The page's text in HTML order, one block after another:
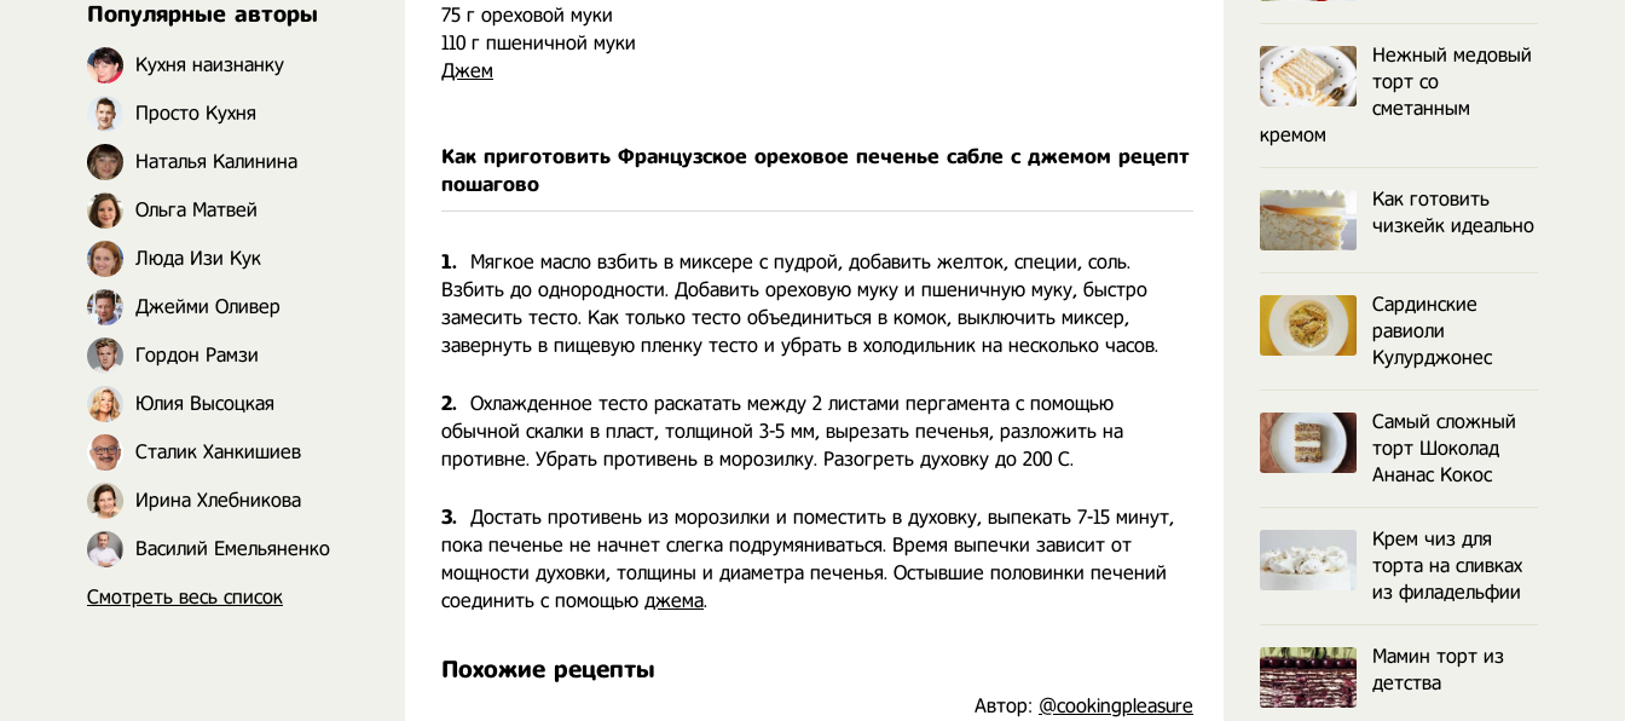
75 г ореховой муки
110 г пшеничной муки
Джем
Как приготовить Французское ореховое печенье сабле с джемом рецепт
пошагово
1.
Мягкое масло взбить в миксере с пудрой, добавить желток, специи, соль.
Взбить до однородности. Добавить ореховую муку и пшеничную муку, быстро
замесить тесто. Как только тесто объединиться в комок, выключить миксер,
завернуть в пищевую пленку тесто и убрать в холодильник на несколько часов.
2. Охлажденное тесто раскатать между 2 листами пергамента с помощью
обычной скалки в пласт, толщиной 3-5 мм, вырезать печенья, разложить на
противне. Убрать противень в морозилку. Разогреть духовку до 200 С.
3. Достать противень из морозилки и поместить в духовку, выпекать 7-15 минут,
пока печенье не начнет слегка подрумяниваться. Время выпечки зависит от
мощности духовки, толщины и диаметра печенья. Остывшие половинки печений
соединить с помощью джема.
Автор: @cookingpleasure
Похожие рецепты
Популярные авторы
Кухня наизнанку
Просто Кухня
Наталья Калинина
Ольга Матвей
Люда Изи Кук
Джейми Оливер
Гордон Рамзи
Юлия Высоцкая
Сталик Ханкишиев
Ирина Хлебникова
Василий Емельяненко
Смотреть весь список
Нежный медовый
торт со
сметанным
кремом
Как готовить
чизкейк идеально
Сардинские
равиоли
Кулурджонес
Самый сложный
торт Шоколад
Ананас Кокос
Крем чиз для
торта на сливках
из филадельфии
Мамин торт из
детства